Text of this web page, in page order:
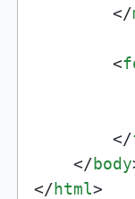
</
<
</
</body
</html>